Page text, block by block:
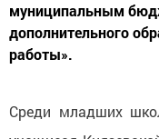
муниципальным
дополнительного
работы».
Среди младших